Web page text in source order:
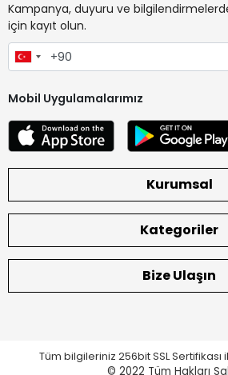
Kampanya, duyuru ve
için kayıt olun.
Mobil Uygulamalarımız
Kurumsal
Kategoriler
Bize Ulaşın
Tüm bilgileriniz 256bit SSL
© 2022 Tüm Hakları